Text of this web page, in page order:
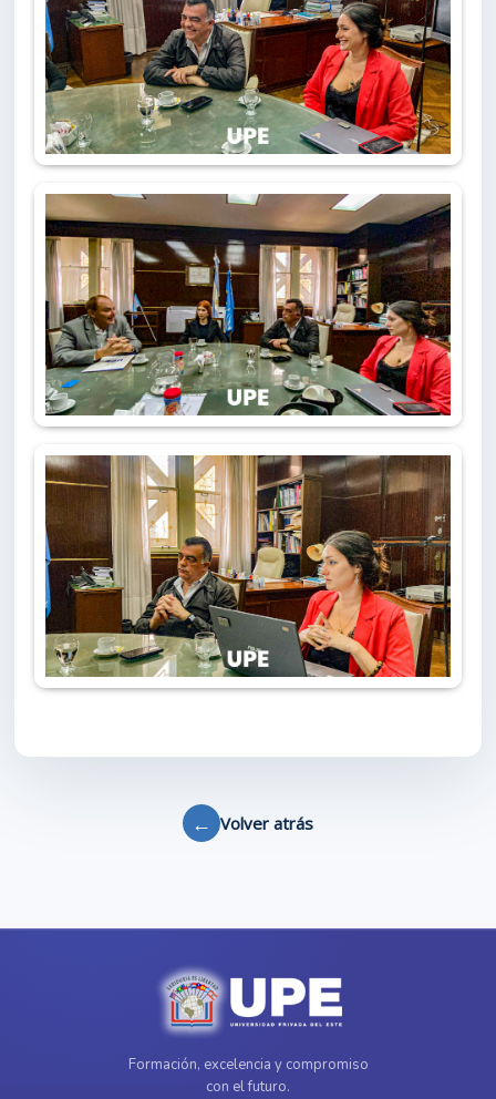
← Volver atrás
Formación, excelencia y compromiso
con el futuro.